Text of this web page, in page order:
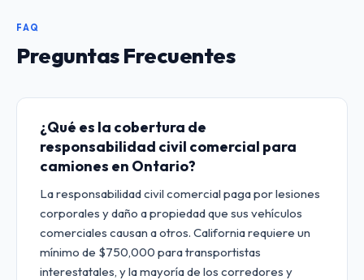
FAQ
Preguntas Frecuentes
¿Qué es la cobertura de
responsabilidad civil comercial para
camiones en Ontario?
La responsabilidad civil comercial paga por lesiones
corporales y daño a propiedad que sus vehículos
comerciales causan a otros. California requiere un
mínimo de $750,000 para transportistas
interestatales, y la mayoría de los corredores y